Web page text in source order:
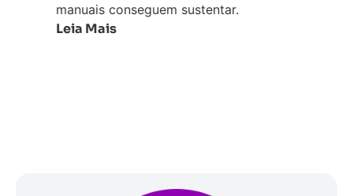
manuais conseguem sustentar.
Leia Mais